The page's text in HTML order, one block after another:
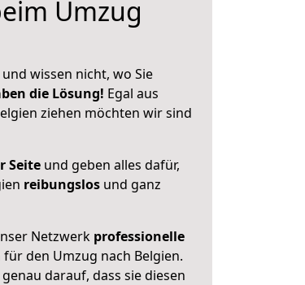
Umzug
wissen nicht, wo Sie
die Lösung! Egal aus
ziehen möchten wir sind
Seite und geben alles dafür,
reibungslos und ganz
Netzwerk professionelle
den Umzug nach Belgien.
darauf, dass sie diesen